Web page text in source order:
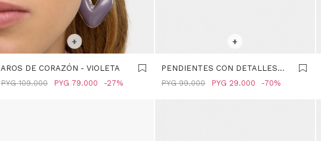
SELECCIONAR TALLE
+
AROS DE CORAZÓN - VIOLETA
PYG 79.000
PYG 109.000 27
+
PENDIENTES CON DETALLES
GEOMÉTRICOS - MULTICOLOR
PYG 29.000
PYG 99.000 70